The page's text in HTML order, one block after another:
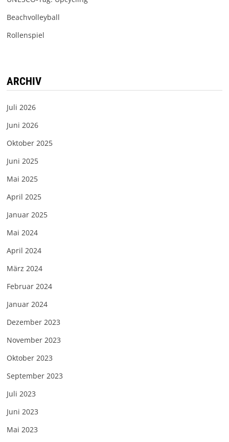
Beachvolleyball
Rollenspiel
ARCHIV
Juli 2026
Juni 2026
Oktober 2025
Juni 2025
Mai 2025
April 2025
Januar 2025
Mai 2024
April 2024
März 2024
Februar 2024
Januar 2024
Dezember 2023
November 2023
Oktober 2023
September 2023
Juli 2023
Juni 2023
Mai 2023